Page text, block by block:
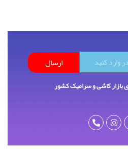
ارسال
بازار کاشی و سرامیک کشور